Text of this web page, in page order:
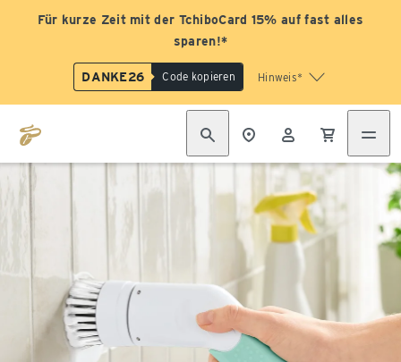
Für kurze Zeit mit der TchiboCard 15% auf fast alles
sparen!*
DANKE26 Code kopieren Hinweis*